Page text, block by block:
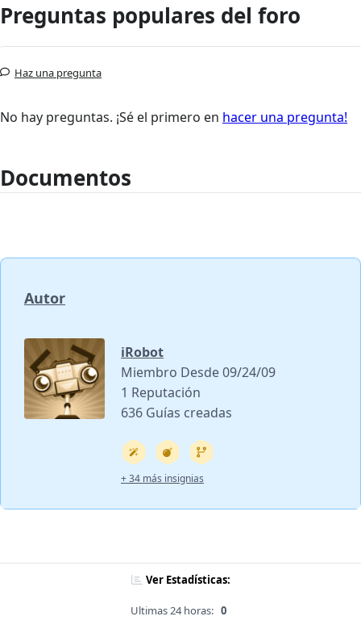
Preguntas populares del foro
Haz una pregunta
No hay preguntas. ¡Sé el primero en hacer una pregunta!
Documentos
Autor
iRobot
Miembro Desde 09/24/09
1 Reputación
636 Guías creadas
+ 34 más insignias
Ver Estadísticas:
Ultimas 24 horas: 0